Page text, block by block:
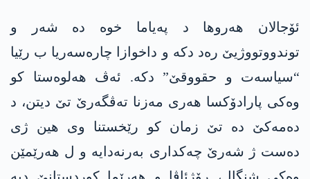
ئۆجالان ھەروھا د پەیاما خوە دە شەر و
توندووتووژیێ رەد دکە و داخوازا چارەسەریا ب رێیا
“سیاسەت و حقووقێ” دکە. ئەڤ ھەلوەستا کو
وەکی پارادۆکسا ھەری مەزنا تەڤگەرێ تێ دیتن، د
دەمەکێ دە تێ زمان کو رێخستنا وی ھین ژی
دەست ژ شەرێ چەکداری بەرنەدایە و ل ھەرێمێن